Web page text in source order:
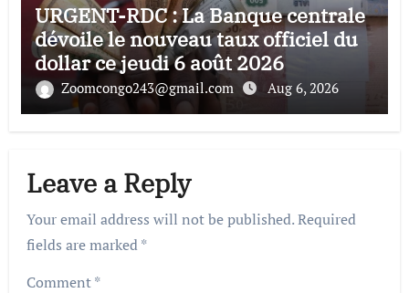
URGENT-RDC : La Banque centrale
dévoile le nouveau taux officiel du
dollar ce jeudi 6 août 2026
Zoomcongo243@gmail.com Aug 6, 2026
Leave a Reply
Your email address will not be published.Required
fields are marked*
Comment*